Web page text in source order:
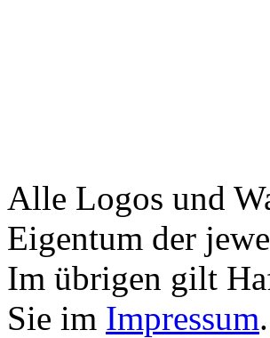
Alle Logos und
Eigentum der
Im übrigen gilt
Sie im Impressum.